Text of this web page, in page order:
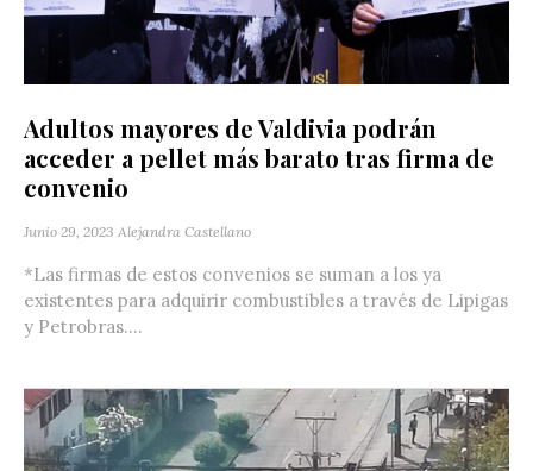
Adultos mayores de Valdivia podrán
acceder a pellet más barato tras firma de
convenio
Junio 29, 2023 Alejandra Castellano
*Las firmas de estos convenios se suman a los ya
existentes para adquirir combustibles a través de Lipigas
y Petrobras....